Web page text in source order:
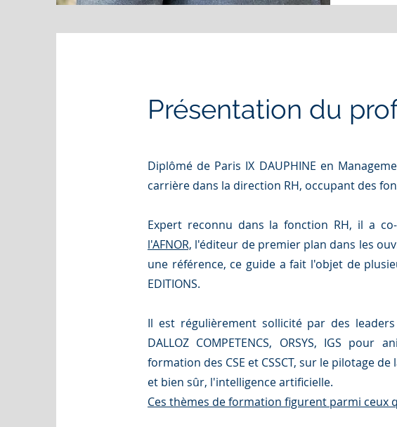
Présentation du
Diplômé de Paris IX DAUPHINE en
carrière dans la direction RH, occupant des
Expert reconnu dans la fonction RH, il a
l'AFNOR, l'éditeur de premier plan dans les
une référence, ce guide a fait l'objet de
EDITIONS.
Il est régulièrement sollicité par des
DALLOZ COMPETENCS, ORSYS, IGS
formation des CSE et CSSCT, sur le pilotage
et bien sûr, l'intelligence artificielle.
Ces thèmes de formation figurent parmi ceux